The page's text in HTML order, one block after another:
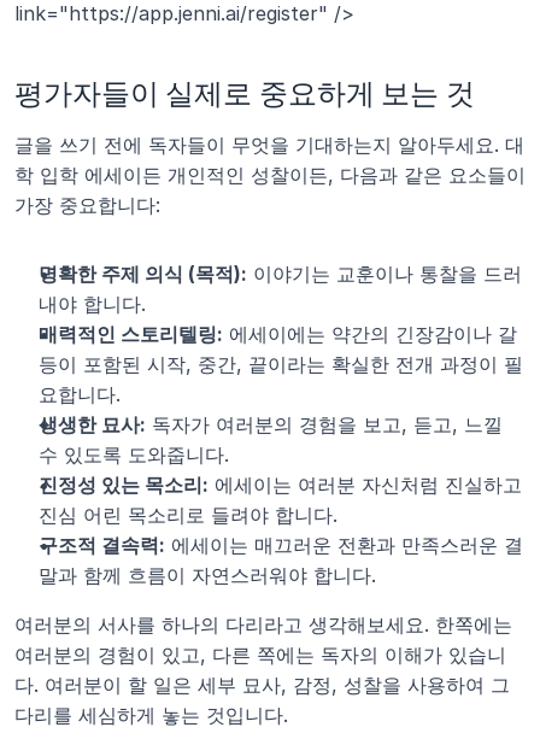
link="https://app.jenni.ai/register" />
평가자들이 실제로 중요하게 보는 것
글을 쓰기 전에 독자들이 무엇을 기대하는지 알아두세요. 대
학 입학 에세이든 개인적인 성찰이든, 다음과 같은 요소들이
가장 중요합니다:
명확한 주제 의식 (목적): 이야기는 교훈이나 통찰을 드러
내야 합니다.
매력적인 스토리텔링: 에세이에는 약간의 긴장감이나 갈
등이 포함된 시작, 중간, 끝이라는 확실한 전개 과정이 필
요합니다.
생생한 묘사: 독자가 여러분의 경험을 보고, 듣고, 느낄
수 있도록 도와줍니다.
진정성 있는 목소리: 에세이는 여러분 자신처럼 진실하고
진심 어린 목소리로 들려야 합니다.
구조적 결속력: 에세이는 매끄러운 전환과 만족스러운 결
말과 함께 흐름이 자연스러워야 합니다.
여러분의 서사를 하나의 다리라고 생각해보세요. 한쪽에는
여러분의 경험이 있고, 다른 쪽에는 독자의 이해가 있습니
다. 여러분이 할 일은 세부 묘사, 감정, 성찰을 사용하여 그
다리를 세심하게 놓는 것입니다.